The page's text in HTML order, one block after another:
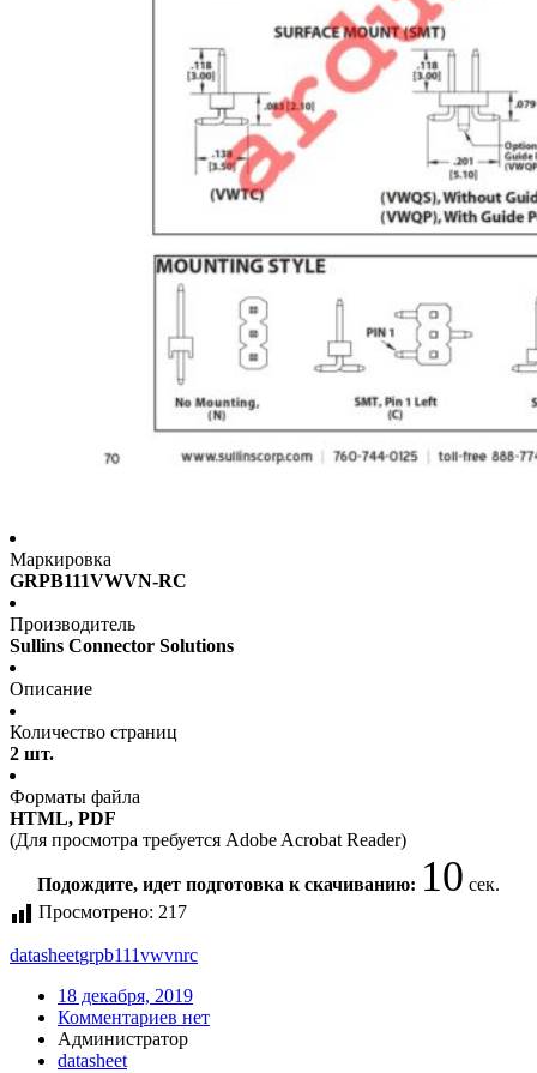
Маркировка
GRPB111VWVN-RC
Производитель
Sullins Connector Solutions
Описание
Количество страниц
2 шт.
Форматы файла
HTML, PDF
(Для просмотра требуется Adobe Acrobat Reader)
Подождите, идет подготовка к скачиванию: 10 сек.
Просмотрено: 217
datasheetgrpb111vwvnrc
18 декабря, 2019
Комментариев нет
Администратор
datasheet